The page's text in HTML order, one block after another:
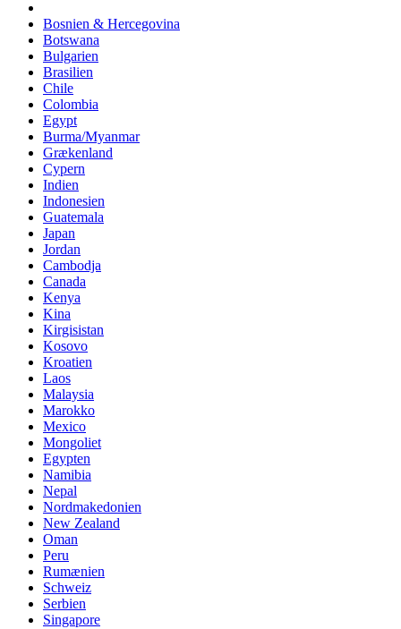
Bosnien & Hercegovina
Botswana
Bulgarien
Brasilien
Chile
Colombia
Egypt
Burma/Myanmar
Grækenland
Cypern
Indien
Indonesien
Guatemala
Japan
Jordan
Cambodja
Canada
Kenya
Kina
Kirgisistan
Kosovo
Kroatien
Laos
Malaysia
Marokko
Mexico
Mongoliet
Egypten
Namibia
Nepal
Nordmakedonien
New Zealand
Oman
Peru
Rumænien
Schweiz
Serbien
Singapore